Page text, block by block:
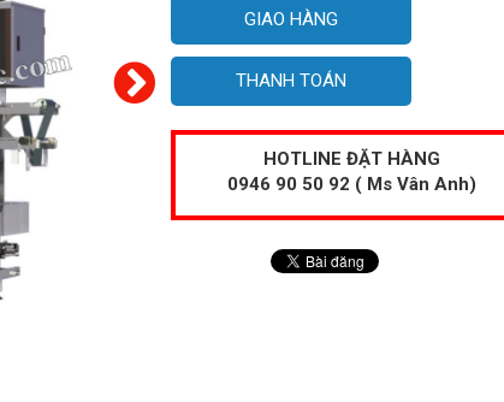
GIAO HÀNG
THANH TOÁN
HOTLINE ĐẶT HÀNG
0946 90 50 92 ( Ms Vân Anh)